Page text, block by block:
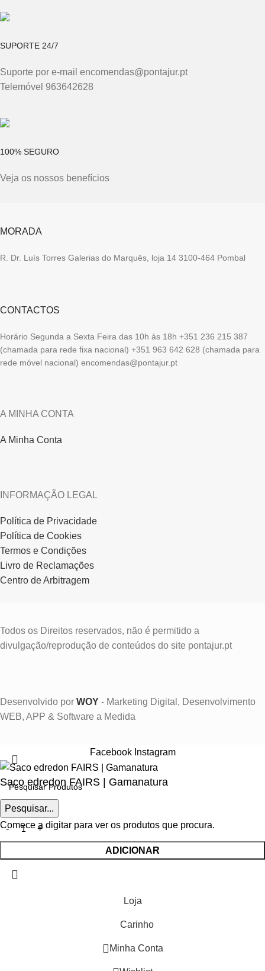
SUPORTE 24/7
Suporte por e-mail encomendas@pontajur.pt
Telemóvel 963642628
100% SEGURO
Veja os nossos benefícios
MORADA
R. Dr. Luís Torres Galerias do Marquês, loja 14 3100-464 Pombal
CONTACTOS
Horário Segunda a Sexta Feira das 10h às 18h +351 236 215 387
(chamada para rede fixa nacional) +351 963 642 628 (chamada para
rede móvel nacional) encomendas@pontajur.pt
A MINHA CONTA
A Minha Conta
INFORMAÇÃO LEGAL
Política de Privacidade
Política de Cookies
Termos e Condições
Livro de Reclamações
Centro de Arbitragem
Todos os Direitos reservados, não é permitido a
divulgação/reprodução de conteúdos do site pontajur.pt
Desenvolvido por WOY - Marketing Digital, Desenvolvimento
WEB, APP & Software a Medida
Pesquisar...
Comece a digitar para ver os produtos que procura.
Facebook Instagram
Saco edredon FAIRS | Gamanatura
32.90
ADICIONAR
Loja
Carinho
Minha Conta